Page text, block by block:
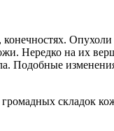
Нередко на их
Подобные
складок